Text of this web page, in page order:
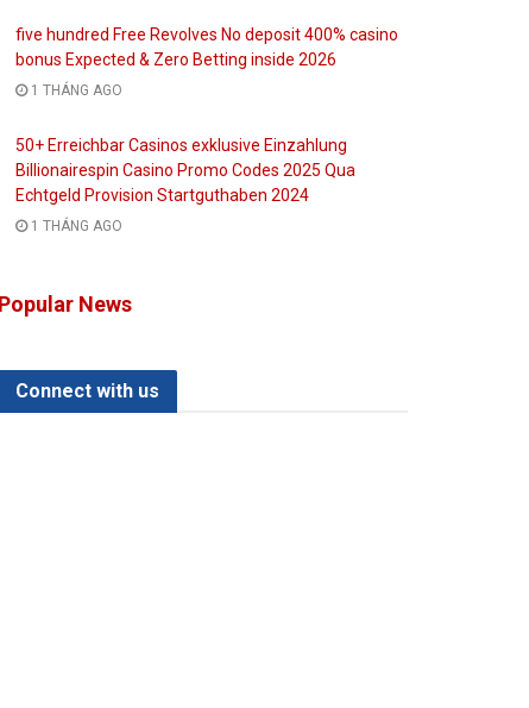
five hundred Free Revolves No deposit 400% casino
bonus Expected & Zero Betting inside 2026
1 THÁNG AGO
50+ Erreichbar Casinos exklusive Einzahlung
Billionairespin Casino Promo Codes 2025 Qua
Echtgeld Provision Startguthaben 2024
1 THÁNG AGO
Popular News
Connect with us